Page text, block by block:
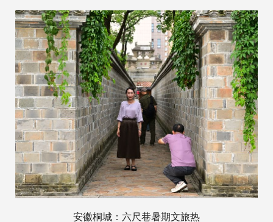
安徽桐城：六尺巷暑期文旅热